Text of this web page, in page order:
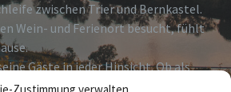
zwischen Trier und Bernkastel.
Wein- und Ferienort besucht, fühlt
Gäste in jeder Hinsicht. Ob als
Geheimtip für Weinkenner